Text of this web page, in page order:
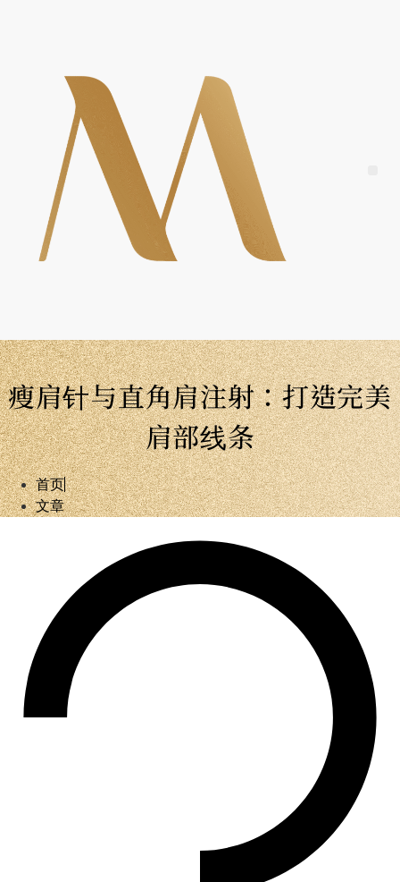
瘦肩针与直角肩注射：打造完美
肩部线条
首页
文章